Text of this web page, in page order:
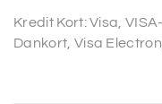
Kredit Kort: Visa,
Dankort, Visa